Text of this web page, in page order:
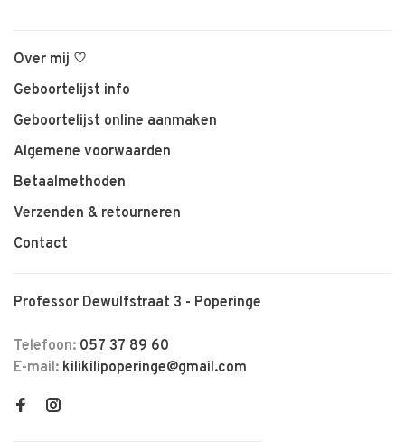
Over mij ♡
Geboortelijst info
Geboortelijst online aanmaken
Algemene voorwaarden
Betaalmethoden
Verzenden & retourneren
Contact
Professor Dewulfstraat 3 - Poperinge
Telefoon: 057 37 89 60
E-mail: kilikilipoperinge@gmail.com